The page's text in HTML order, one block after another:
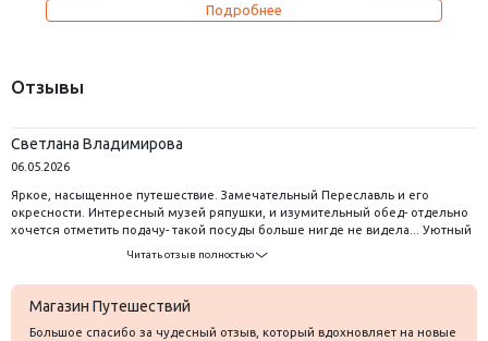
Подробнее
Отзывы
Светлана Владимирова
06.05.2026
Яркое, насыщенное путешествие. Замечательный Переславль и его
окресности. Интересный музей ряпушки, и изумительный обед- отдельно
хочется отметить подачу- такой посуды больше нигде не видела... Уютный
Читать отзыв полностью
Магазин Путешествий
Большое спасибо за чудесный отзыв, который вдохновляет на новые